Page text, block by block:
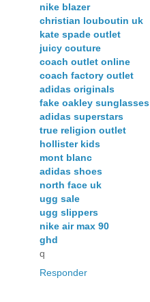
nike blazer
christian louboutin uk
kate spade outlet
juicy couture
coach outlet online
coach factory outlet
adidas originals
fake oakley sunglasses
adidas superstars
true religion outlet
hollister kids
mont blanc
adidas shoes
north face uk
ugg sale
ugg slippers
nike air max 90
ghd
q
Responder